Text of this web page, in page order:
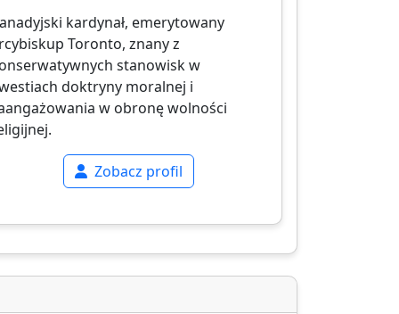
kardynał, emerytowany
Toronto, znany z
stanowisk w
doktryny moralnej i
w obronę wolności
Zobacz profil